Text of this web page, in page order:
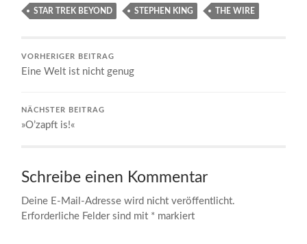
STAR TREK BEYOND STEPHEN KING THE WIRE
VORHERIGER BEITRAG
Eine Welt ist nicht genug
NÄCHSTER BEITRAG
»O’zapft is!«
Schreibe einen Kommentar
Deine E-Mail-Adresse wird nicht veröffentlicht.
Erforderliche Felder sind mit * markiert